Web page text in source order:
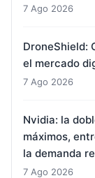
7 Ago 2026
DroneShield:
el mercado
7 Ago 2026
Nvidia: la
máximos,
la demanda
7 Ago 2026